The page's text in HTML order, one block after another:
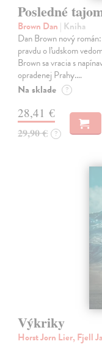
Posledné
Brown Dan | Kniha
Dan Brown nový
pravdu o ľudskom
Brown sa vracia s
opradenej Prahy.…
Na sklade ?
28,41 €
29,90 € ?
Výkriky
Horst Jorn Lier, Fjell